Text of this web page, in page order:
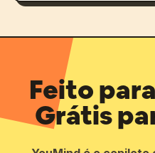
Feito
Grátis